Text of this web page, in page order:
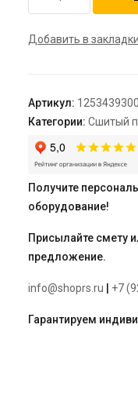
товара
Н,
латунь
"Rehau"
Добавить в закладки
Артикул:
Категории: Сшитый
Получите
оборудование!
Присылайте смету
предложение.
info@shoprs.ru +7
Гарантируем